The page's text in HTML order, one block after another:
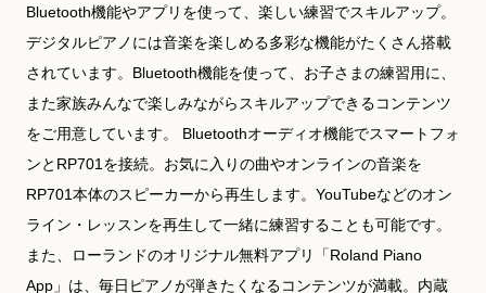
Bluetooth機能やアプリを使って、楽しい練習でスキルアップ。
デジタルピアノには音楽を楽しめる多彩な機能がたくさん搭載
されています。Bluetooth機能を使って、お子さまの練習用に、
また家族みんなで楽しみながらスキルアップできるコンテンツ
をご用意しています。 Bluetoothオーディオ機能でスマートフォ
ンとRP701を接続。お気に入りの曲やオンラインの音楽を
RP701本体のスピーカーから再生します。YouTubeなどのオン
ライン・レッスンを再生して一緒に練習することも可能です。
また、ローランドのオリジナル無料アプリ「Roland Piano
App」は、毎日ピアノが弾きたくなるコンテンツが満載。内蔵